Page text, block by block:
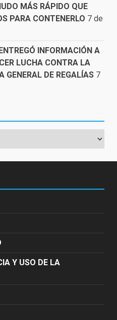
MÁS RÁPIDO QUE
PARA CONTENERLO 7 de
INFORMACIÓN A
LUCHA CONTRA LA
GENERAL DE REGALÍAS 7
Y USO DE LA